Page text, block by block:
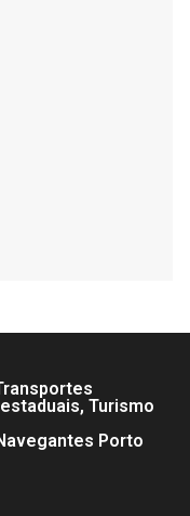
Turismo
Porto